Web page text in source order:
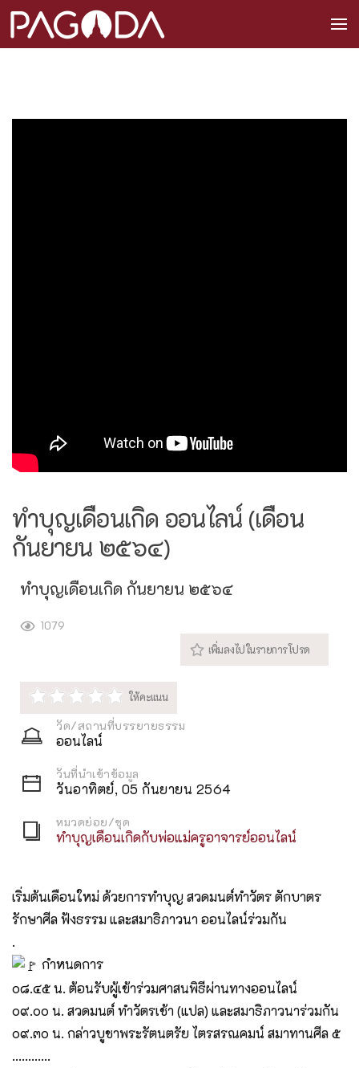
ทำบุญเดือนเกิด ออนไลน์ (เดือน
กันยายน ๒๕๖๔)
ทำบุญเดือนเกิด กันยายน ๒๕๖๔
1079
วัด/สถานที่บรรยายธรรม
ออนไลน์
วันที่นำเข้าข้อมูล
วันอาทิตย์, 05 กันยายน 2564
หมวดย่อย/ชุด
ทำบุญเดือนเกิดกับพ่อแม่ครูอาจารย์ออนไลน์
เริ่มต้นเดือนใหม่ ด้วยการทำบุญ สวดมนต์ทำวัตร ตักบาตร
รักษาศีล ฟังธรรม และสมาธิภาวนา ออนไลน์ร่วมกัน
.
กำหนดการ
๐๘.๔๕ น. ต้อนรับผู้เข้าร่วมศาสนพิธีผ่านทางออนไลน์
๐๙.๐๐ น. สวดมนต์ ทำวัตรเช้า (แปล) และสมาธิภาวนาร่วมกัน
๐๙.๓๐ น. กล่าวบูชาพระรัตนตรัย ไตรสรณคมน์ สมาทานศีล ๕
............